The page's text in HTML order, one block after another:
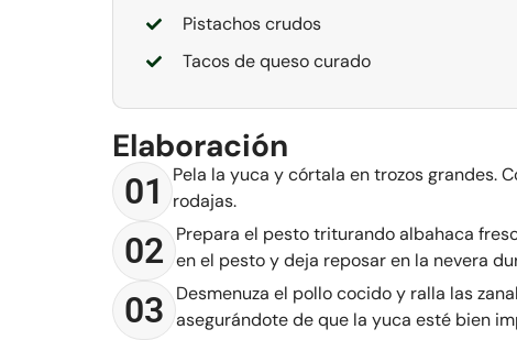
Pistachos crudos
Tacos de queso curado
Elaboración
01
Pela la yuca y córtala en trozos grandes.
rodajas.
02
Prepara el pesto triturando albahaca
en el pesto y deja reposar en la nevera
03
Desmenuza el pollo cocido y ralla las
asegurándote de que la yuca esté bien